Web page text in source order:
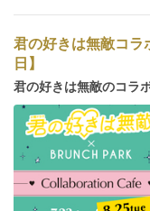
君の好きは無敵コ
日】
君の好きは無敵のコラ